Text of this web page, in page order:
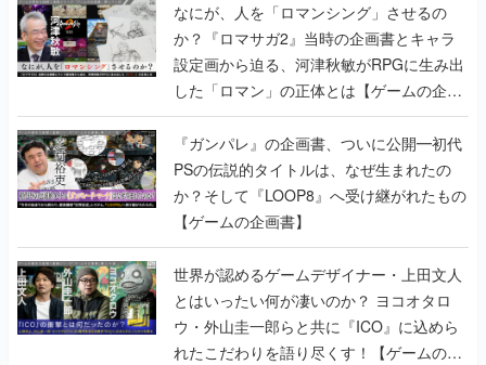
なにが、人を「ロマンシング」させるの
か？『ロマサガ2』当時の企画書とキャラ
設定画から迫る、河津秋敏がRPGに生み出
した「ロマン」の正体とは【ゲームの企画
書】
『ガンパレ』の企画書、ついに公開━初代
PSの伝説的タイトルは、なぜ生まれたの
か？そして『LOOP8』へ受け継がれたもの
【ゲームの企画書】
世界が認めるゲームデザイナー・上田文人
とはいったい何が凄いのか？ ヨコオタロ
ウ・外山圭一郎らと共に『ICO』に込めら
れたこだわりを語り尽くす！【ゲームの企